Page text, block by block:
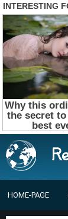
HOME-PAGE